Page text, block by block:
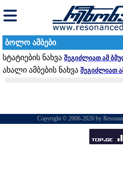
ბოლო ამბები
სტატიების ნახვა შეგიძლიათ ამ
ახალი ამბების ნახვა შეგიძლიათ
Copyright © 2006-2026 by